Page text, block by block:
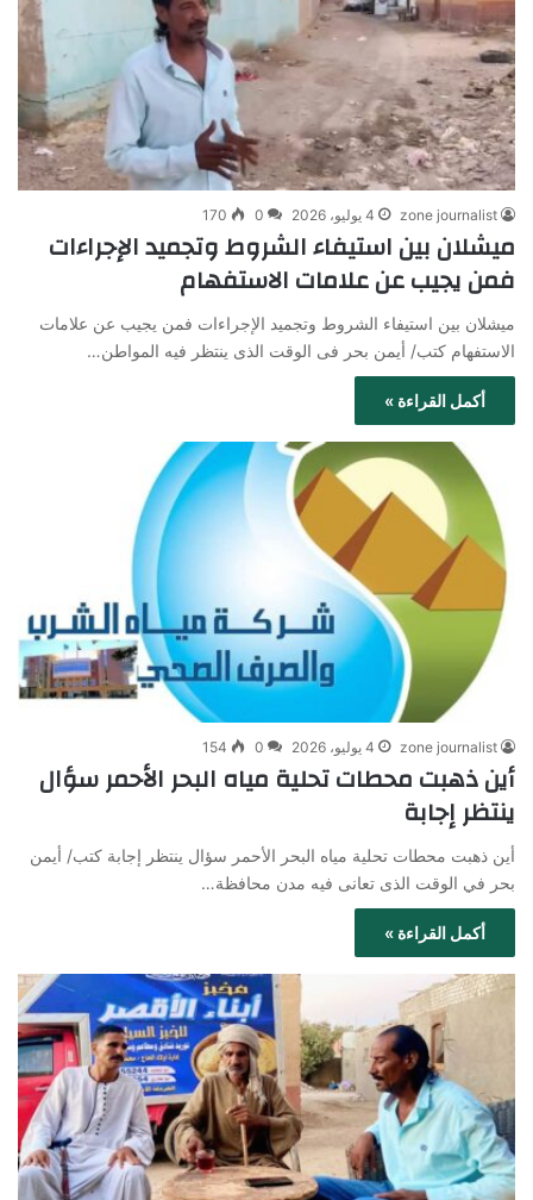
zone journalist 4 يوليو، 2026 0
170
ميشلان بين استيفاء الشروط وتجميد الإجراءات
فمن يجيب عن علامات الاستفهام
ميشلان بين استيفاء الشروط وتجميد الإجراءات فمن يجيب عن علامات
الاستفهام كتب/ أيمن بحر فى الوقت الذى ينتظر فيه المواطن…
أكمل القراءة »
zone journalist 4 يوليو، 2026 0
154
أين ذهبت محطات تحلية مياه البحر الأحمر سؤال
ينتظر إجابة
أين ذهبت محطات تحلية مياه البحر الأحمر سؤال ينتظر إجابة كتب/ أيمن
بحر في الوقت الذى تعانى فيه مدن محافظة…
أكمل القراءة »